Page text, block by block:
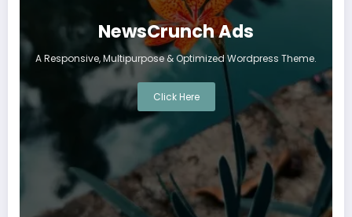
NewsCrunch Ads
A Responsive, Multipurpose & Optimized Wordpress Theme.
Click Here